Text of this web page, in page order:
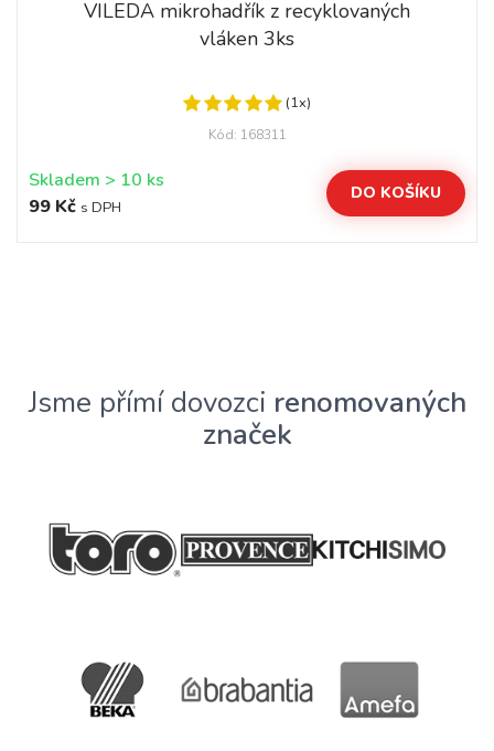
VILEDA mikrohadřík z recyklovaných
vláken 3ks
(1x)
Kód: 168311
Skladem > 10 ks
99 Kč s DPH
DO KOŠÍKU
Jsme přímí dovozci renomovaných
značek